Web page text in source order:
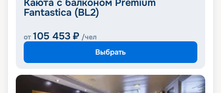
Каюта с балконом Premium
Fantastica (BL2)
от 105 453 ₽ /чел
Выбрать